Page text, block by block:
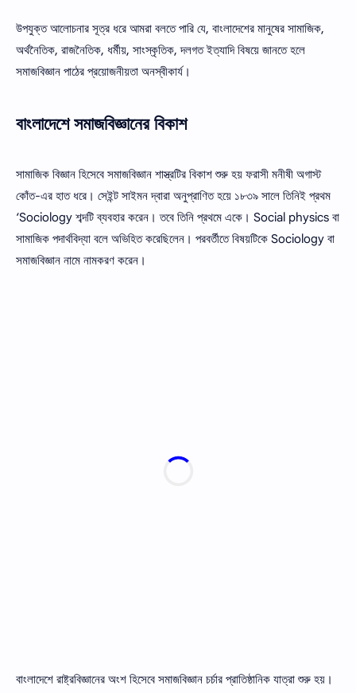
উপযুক্ত আলােচনার সূত্র ধরে আমরা বলতে পারি যে, বাংলাদেশের মানুষের সামাজিক,
অর্থনৈতিক, রাজনৈতিক, ধর্মীয়, সাংস্কৃতিক, দলগত ইত্যাদি বিষয়ে জানতে হলে
সমাজবিজ্ঞান পাঠের প্রয়ােজনীয়তা অনস্বীকার্য।
বাংলাদেশে সমাজবিজ্ঞানের বিকাশ
সামাজিক বিজ্ঞান হিসেবে সমাজবিজ্ঞান শাস্ত্রটির বিকাশ শুরু হয় ফরাসী মনীষী অগাস্ট
কোঁত-এর হাত ধরে। সেইন্ট সাইমন দ্বারা অনুপ্রাণিত হয়ে ১৮৩৯ সালে তিনিই প্রথম
‘Sociology শব্দটি ব্যবহার করেন। তবে তিনি প্রথমে একে। Social physics বা
সামাজিক পদার্থবিদ্যা বলে অভিহিত করেছিলেন। পরবর্তীতে বিষয়টিকে Sociology বা
সমাজবিজ্ঞান নামে নামকরণ করেন।
বাংলাদেশে রাষ্ট্রবিজ্ঞানের অংশ হিসেবে সমাজবিজ্ঞান চর্চার প্রাতিষ্ঠানিক যাত্রা শুরু হয়।